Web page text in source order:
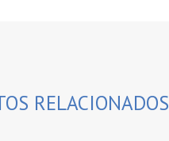
RELACIONADOS